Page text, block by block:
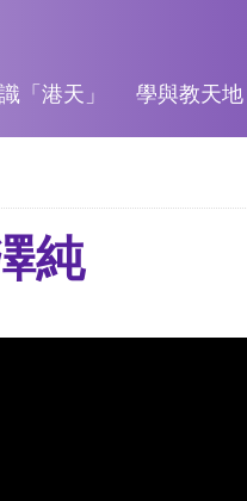
「港天」 學與教天地
純